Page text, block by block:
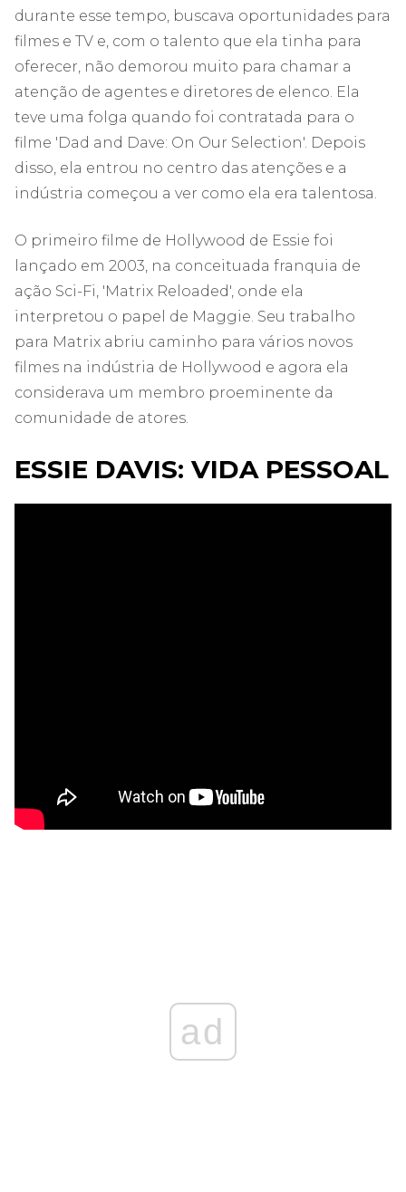
durante esse tempo, buscava oportunidades para
filmes e TV e, com o talento que ela tinha para
oferecer, não demorou muito para chamar a
atenção de agentes e diretores de elenco. Ela
teve uma folga quando foi contratada para o
filme 'Dad and Dave: On Our Selection'. Depois
disso, ela entrou no centro das atenções e a
indústria começou a ver como ela era talentosa.
O primeiro filme de Hollywood de Essie foi
lançado em 2003, na conceituada franquia de
ação Sci-Fi, 'Matrix Reloaded', onde ela
interpretou o papel de Maggie. Seu trabalho
para Matrix abriu caminho para vários novos
filmes na indústria de Hollywood e agora ela
considerava um membro proeminente da
comunidade de atores.
ESSIE DAVIS: VIDA PESSOAL
ad